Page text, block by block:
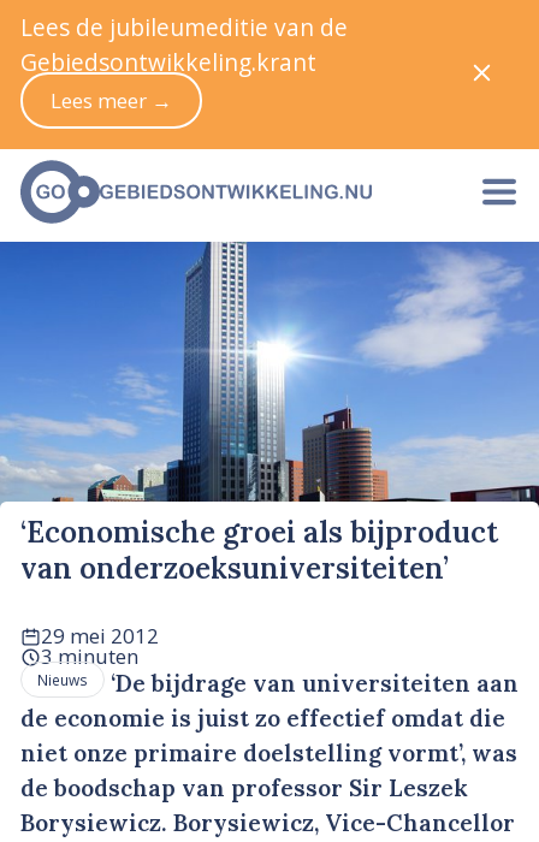
‘Economische groei als bijproduct
van onderzoeksuniversiteiten’
29 mei 2012
3 minuten
Nieuws
‘De bijdrage van universiteiten aan
de economie is juist zo effectief omdat die
niet onze primaire doelstelling vormt’, was
de boodschap van professor Sir Leszek
Borysiewicz. Borysiewicz, Vice-Chancellor
Lees de jubileumeditie van de
Gebiedsontwikkeling.krant
Lees meer →